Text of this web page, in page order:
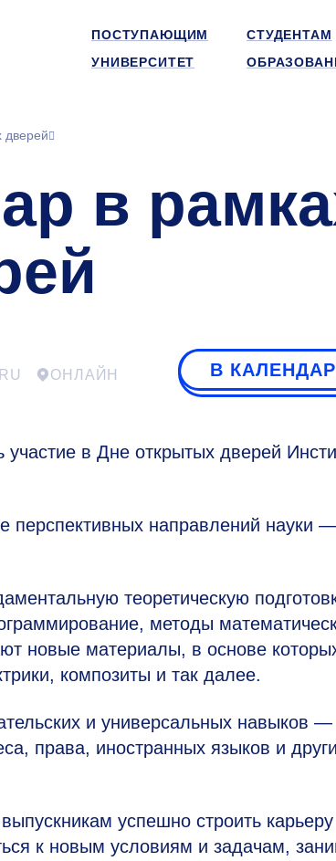
ПОСТУПАЮЩИМ СТУДЕНТАМ
УНИВЕРСИТЕТ
в
RU ОНЛАЙН В
в Дне открытых дверей
перспективных направлений науки —
теоретическую
методы
новые материалы, в основе
композиты и так далее.
и универсальных навыков —
права, иностранных языков и
успешно строить карьеру
к новым условиям и задачам,